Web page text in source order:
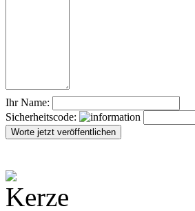
Ihr Name:
Sicherheitscode: